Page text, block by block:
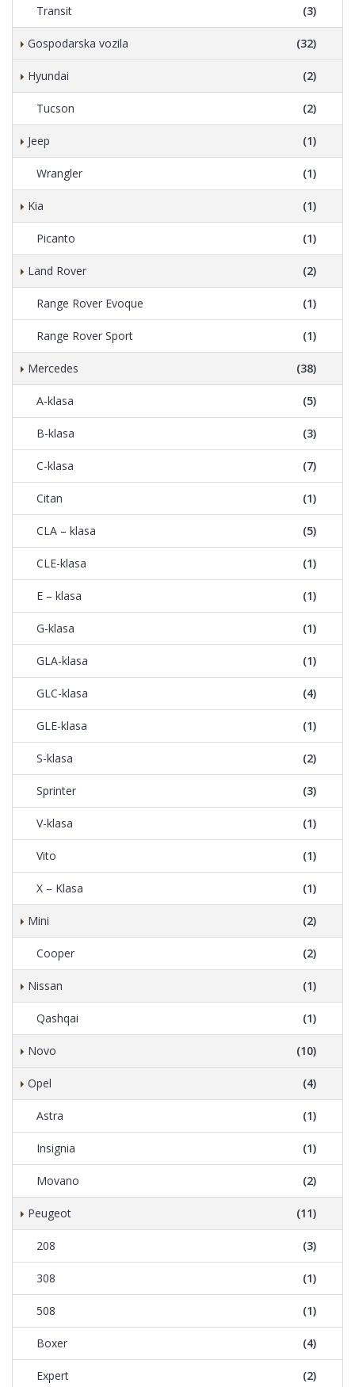
Transit (3)
Gospodarska vozila (32)
Hyundai (2)
Tucson (2)
Jeep (1)
Wrangler (1)
Kia (1)
Picanto (1)
Land Rover (2)
Range Rover Evoque (1)
Range Rover Sport (1)
Mercedes (38)
A-klasa (5)
B-klasa (3)
C-klasa (7)
Citan (1)
CLA – klasa (5)
CLE-klasa (1)
E – klasa (1)
G-klasa (1)
GLA-klasa (1)
GLC-klasa (4)
GLE-klasa (1)
S-klasa (2)
Sprinter (3)
V-klasa (1)
Vito (1)
X – Klasa (1)
Mini (2)
Cooper (2)
Nissan (1)
Qashqai (1)
Novo (10)
Opel (4)
Astra (1)
Insignia (1)
Movano (2)
Peugeot (11)
208 (3)
308 (1)
508 (1)
Boxer (4)
Expert (2)